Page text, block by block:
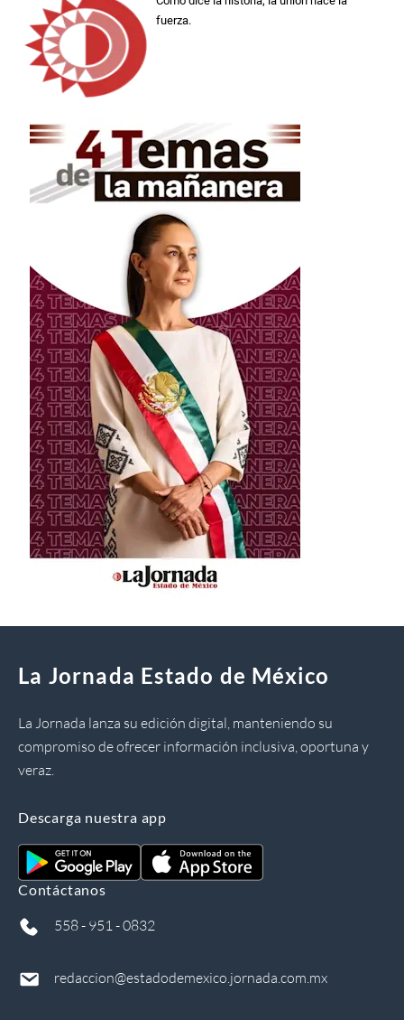
fuerza.
La Jornada Estado de México
La Jornada lanza su edición digital, manteniendo su
compromiso de ofrecer información inclusiva, oportuna y
veraz.
Descarga nuestra app
Contáctanos
558 - 951 - 0832
redaccion@estadodemexico.jornada.com.mx